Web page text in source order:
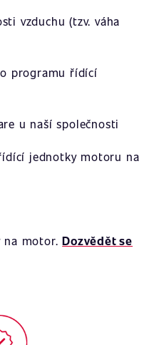
vzduchu (tzv. váha
programu řídící
u naší společnosti
jednotky motoru na
na motor.Dozvědět se